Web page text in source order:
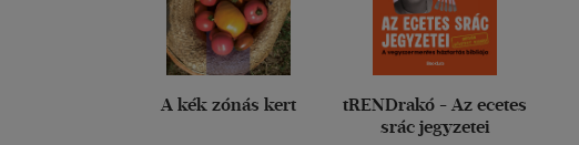
A kék zónás kert
tRENDrakó - Az ecetes
srác jegyzetei